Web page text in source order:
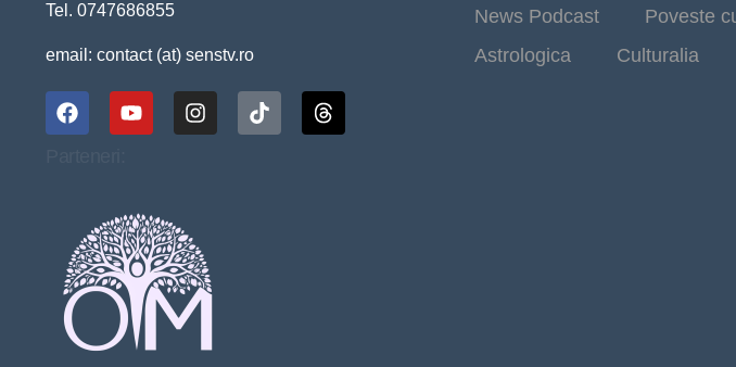
Tel. 0747686855
email: contact (at) senstv.ro
News Podcast
Poveste
Astrologica
Culturalia